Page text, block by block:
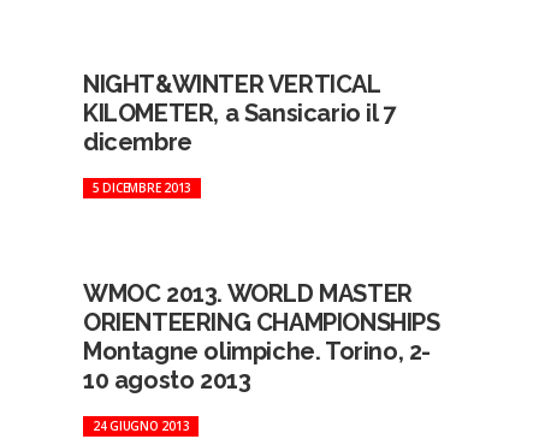
NIGHT&WINTER VERTICAL
KILOMETER, a Sansicario il 7
dicembre
5 DICEMBRE 2013
WMOC 2013. WORLD MASTER
ORIENTEERING CHAMPIONSHIPS
Montagne olimpiche. Torino, 2-
10 agosto 2013
24 GIUGNO 2013